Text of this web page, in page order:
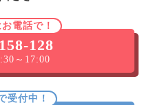
電話で！
128
～17:00
受付中！